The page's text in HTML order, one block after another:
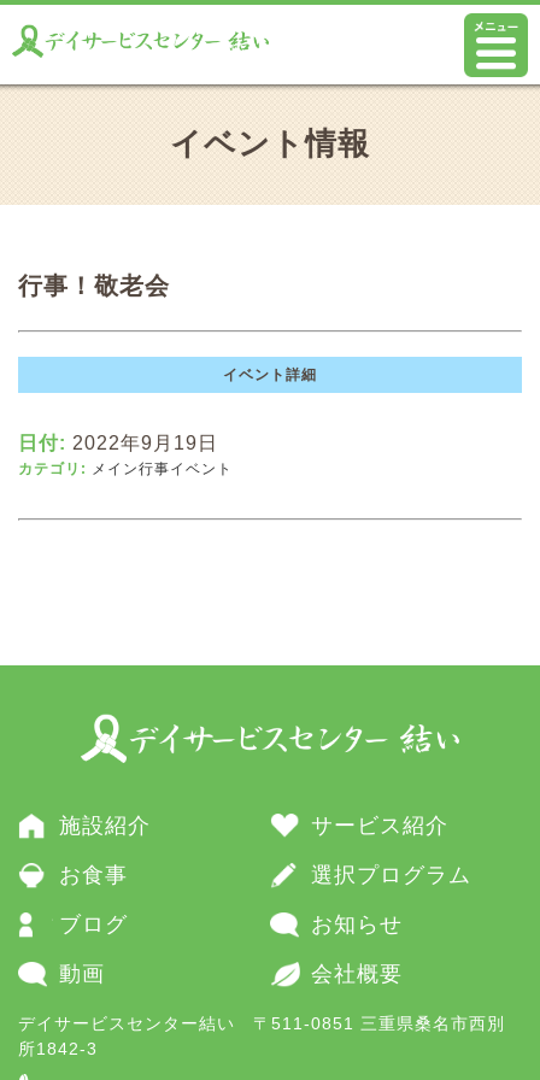
イベント情報
行事！敬老会
イベント詳細
日付: 2022年9月19日
カテゴリ: メイン行事イベント
施設紹介 サービス紹介
お食事 選択プログラム
ブログ お知らせ
動画 会社概要
デイサービスセンター結い 〒511-0851 三重県桑名市西別
所1842-3